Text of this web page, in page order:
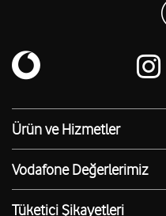
Ürün ve Hizmetler
Yanımda Uygulaması
Vodafone 4.5G
Ürünler
Vodafone Değerlerimiz
Sosyal Destek
Tüketici Şikayetleri